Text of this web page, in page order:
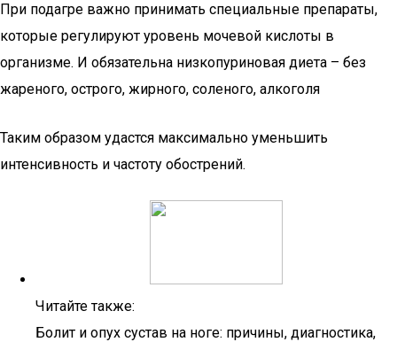
При подагре важно принимать специальные препараты,
которые регулируют уровень мочевой кислоты в
организме. И обязательна низкопуриновая диета – без
жареного, острого, жирного, соленого, алкоголя
Таким образом удастся максимально уменьшить
интенсивность и частоту обострений.
Читайте также:
Болит и опух сустав на ноге: причины, диагностика,